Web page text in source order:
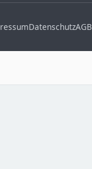
DatenschutzAGB